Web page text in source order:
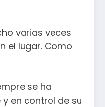
varias veces
el lugar. Como
se ha
en control de su